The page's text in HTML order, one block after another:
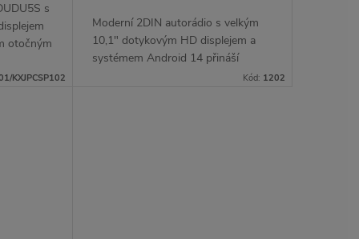
s
otočným
KXJPCSP102
Moderní 2DIN autorádio s velkým
10,1" dotykovým HD displejem a
systémem Android 14 přináší
pohodlné a chytré ovládání během
Kód: 1202